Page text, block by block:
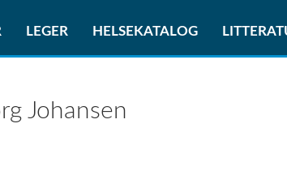
LEGER HELSEKATALOG
Johansen